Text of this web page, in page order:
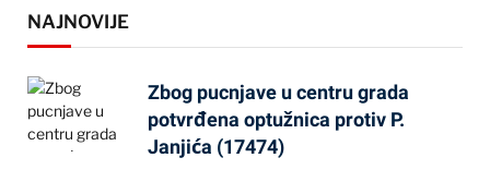
NAJNOVIJE
Zbog pucnjave u centru grada
potvrđena optužnica protiv P.
Janjića (17474)